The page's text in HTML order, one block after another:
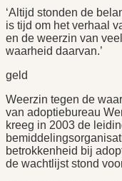
‘Altijd stonden de
is tijd om het verhaal
en de weerzin van
waarheid daarvan.’
geld
Weerzin tegen de
van adoptiebureau
kreeg in 2003 de
betrokkenheid bij
de wachtlijst stond